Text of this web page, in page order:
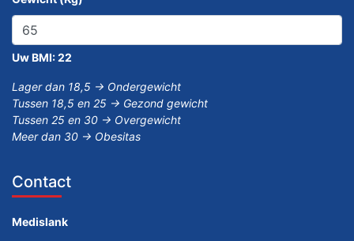
Uw BMI:22
Lager dan 18,5 -> Ondergewicht
Tussen 18,5 en 25 -> Gezond gewicht
Tussen 25 en 30 -> Overgewicht
Meer dan 30 -> Obesitas
Contact
Medislank